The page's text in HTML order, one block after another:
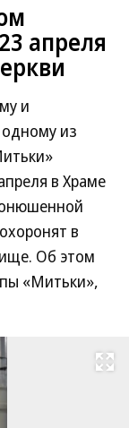
апреля
и
из
в Храме
в
Об этом
«Митьки»,
Развернуть